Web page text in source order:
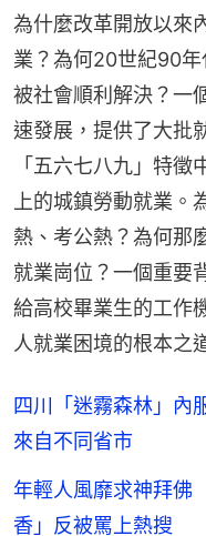
為什麼改革開放以來
業？為何20世紀90
被社會順利解決？一
速發展，提供了大批
「五六七八九」特
上的城鎮勞動就業
熱、考公熱？為何那
就業崗位？一個重要
給高校畢業生的工作
人就業困境的根本之
四川「迷霧森林」
來自不同省市
年輕人風靡求神拜
香」反被罵上熱搜